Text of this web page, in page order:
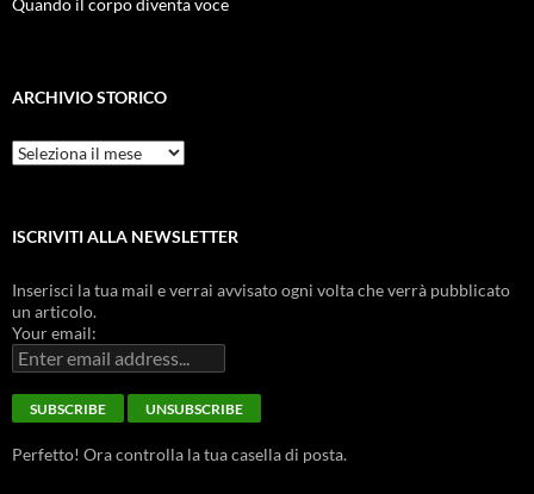
Quando il corpo diventa voce
ARCHIVIO STORICO
Archivio
Storico
ISCRIVITI ALLA NEWSLETTER
Inserisci la tua mail e verrai avvisato ogni volta che verrà pubblicato
un articolo.
Your email:
Perfetto! Ora controlla la tua casella di posta.